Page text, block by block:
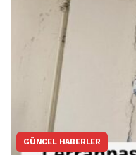
GÜNCEL HABERLER